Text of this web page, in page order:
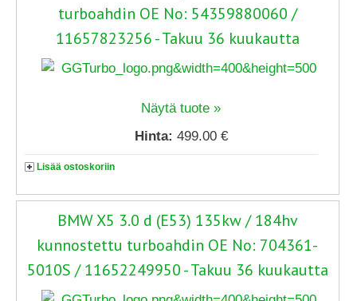
turboahdin OE No: 54359880060 /
11657823256 - Takuu 36 kuukautta
Näytä tuote »
Hinta: 499.00 €
Lisää ostoskoriin
BMW X5 3.0 d (E53) 135kw / 184hv
kunnostettu turboahdin OE No: 704361-
5010S / 11652249950 - Takuu 36 kuukautta